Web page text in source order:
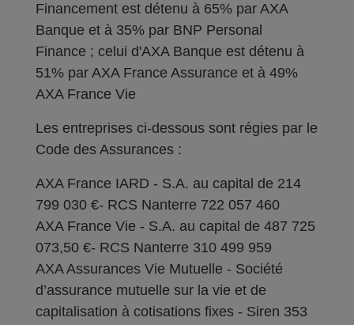
Financement est détenu à 65% par AXA
Banque et à 35% par BNP Personal
Finance ; celui d'AXA Banque est détenu à
51% par AXA France Assurance et à 49%
AXA France Vie
Les entreprises ci-dessous sont régies par le
Code des Assurances :
AXA France IARD - S.A. au capital de 214
799 030 €- RCS Nanterre 722 057 460
AXA France Vie - S.A. au capital de 487 725
073,50 €- RCS Nanterre 310 499 959
AXA Assurances Vie Mutuelle - Société
d’assurance mutuelle sur la vie et de
capitalisation à cotisations fixes - Siren 353